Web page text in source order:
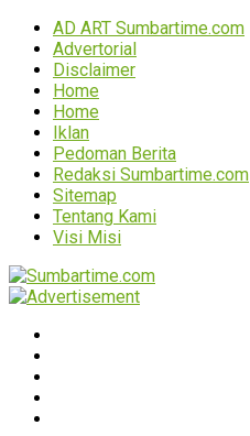
AD ART Sumbartime.com
Advertorial
Disclaimer
Home
Home
Iklan
Pedoman Berita
Redaksi Sumbartime.com
Sitemap
Tentang Kami
Visi Misi